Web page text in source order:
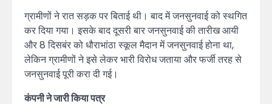
ग्रामीणों ने रात सड़क पर बिताई थी। बाद में जनसुनवाई को स्थगित
कर दिया गया। इसके बाद दूसरी बार जनसुनवाई की तारीख आयी
और 8 दिसबंर को धौराभांठा स्कूल मैदान में जनसुनवाई होना था,
लेकिन ग्रामीणों ने इसे लेकर भारी विरोध जताया और फर्जी तरह से
जनसुनवाई पूरी करा दी गई।
कंपनी ने जारी किया पत्र